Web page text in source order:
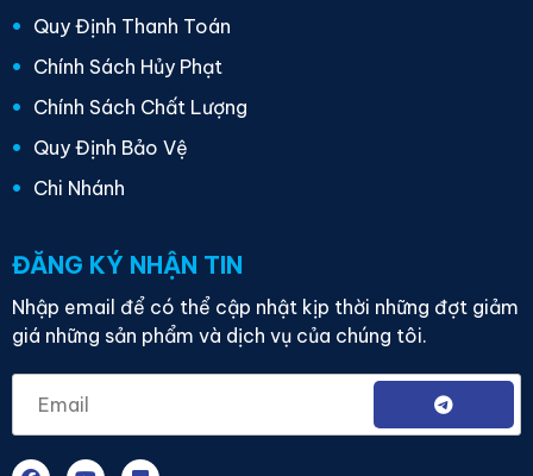
Quy Định Thanh Toán
Chính Sách Hủy Phạt
Chính Sách Chất Lượng
Quy Định Bảo Vệ
Chi Nhánh
ĐĂNG KÝ NHẬN TIN
Nhập email để có thể cập nhật kịp thời những đợt giảm
giá những sản phẩm và dịch vụ của chúng tôi.